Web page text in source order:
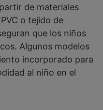
de materiales
o tejido de
que los niños
Algunos modelos
incorporado para
al niño en el